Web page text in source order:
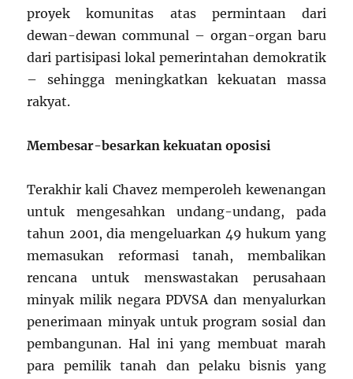
proyek komunitas atas permintaan dari
dewan-dewan communal – organ-organ baru
dari partisipasi lokal pemerintahan demokratik
– sehingga meningkatkan kekuatan massa
rakyat.
Membesar-besarkan kekuatan oposisi
Terakhir kali Chavez memperoleh kewenangan
untuk mengesahkan undang-undang, pada
tahun 2001, dia mengeluarkan 49 hukum yang
memasukan reformasi tanah, membalikan
rencana untuk menswastakan perusahaan
minyak milik negara PDVSA dan menyalurkan
penerimaan minyak untuk program sosial dan
pembangunan. Hal ini yang membuat marah
para pemilik tanah dan pelaku bisnis yang